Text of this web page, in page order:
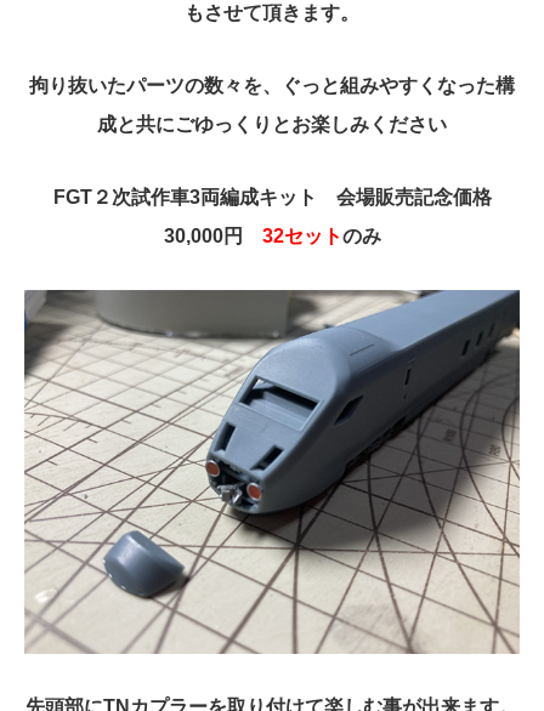
もさせて頂きます。
拘り抜いたパーツの数々を、ぐっと組みやすくなった構
成と共にごゆっくりとお楽しみください
FGT２次試作車3両編成キット 会場販売記念価格
30,000円 32セットのみ
先頭部にTNカプラーを取り付けて楽しむ事が出来ます。